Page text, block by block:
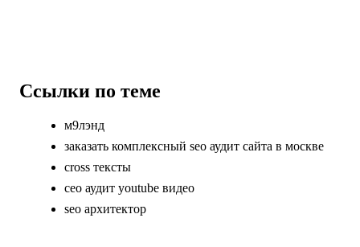
Ссылки по теме
м9лэнд
заказать комплексный seo аудит сайта в москве
cross тексты
сео аудит youtube видео
seo архитектор